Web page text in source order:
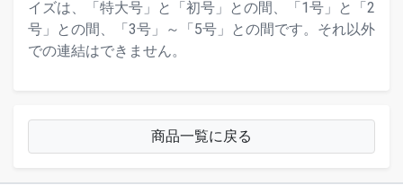
イズは、「特大号」と「初号」との間、「1号」と「2
号」との間、「3号」～「5号」との間です。それ以外
での連結はできません。
商品一覧に戻る